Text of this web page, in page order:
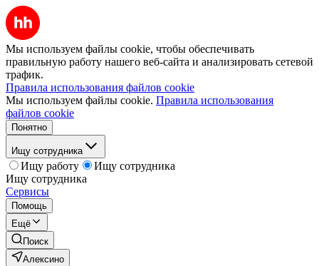
Мы используем файлы cookie, чтобы обеспечивать
правильную работу нашего веб-сайта и анализировать сетевой
трафик.
Правила использования файлов cookie
Мы используем файлы cookie. Правила использования
файлов cookie
Понятно
Ищу сотрудника
Ищу работу
Ищу сотрудника
Ищу сотрудника
Сервисы
Помощь
Ещё
Поиск
Алексино